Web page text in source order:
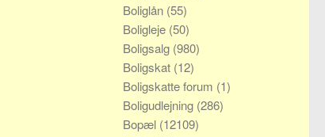
Boliglån (55)
Boligleje (50)
Boligsalg (980)
Boligskat (12)
Boligskatte forum (1)
Boligudlejning (286)
Bopæl (12109)